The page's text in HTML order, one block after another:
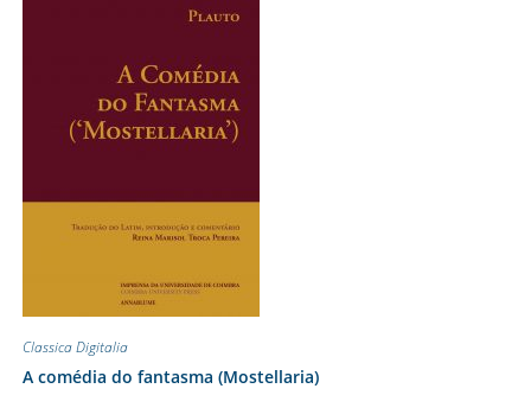
Classica Digitalia
A comédia do fantasma (Mostellaria)